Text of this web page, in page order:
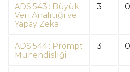
ADS 543 : Büyük
Veri Analitiği ve
Yapay Zeka
3 0
ADS 544 : Prompt
Mühendisliği
3 0